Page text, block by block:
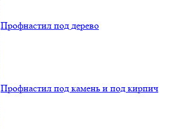
Профнастил под дерево
Профнастил под камень и под кирпич